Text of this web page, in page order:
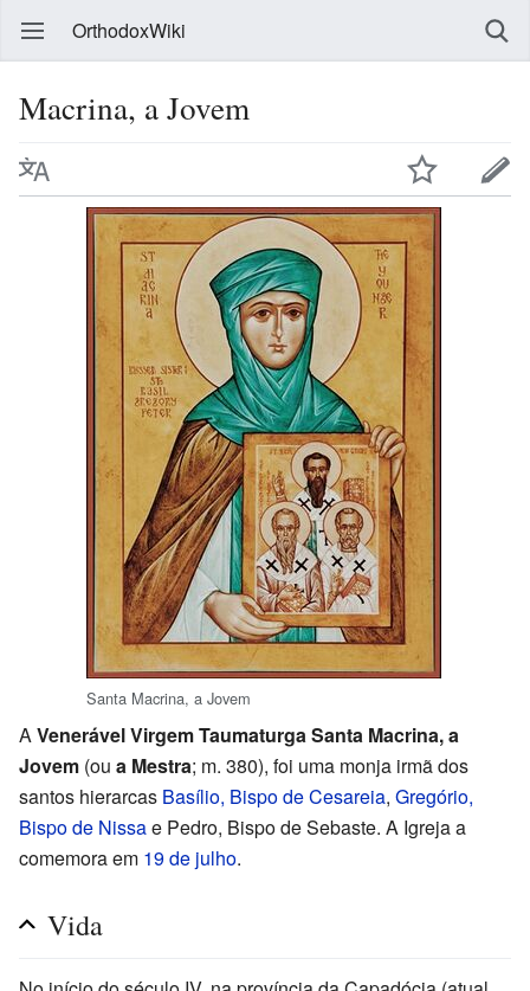
OrthodoxWiki
Macrina, a Jovem
Santa Macrina, a Jovem
AVenerável Virgem Taumaturga Santa Macrina, a
Jovem (ou a Mestra; m. 380), foi uma monja irmã dos
santos hierarcas Basílio, Bispo de Cesareia, Gregório,
Bispo de Nissae Pedro, Bispo de Sebaste. A Igreja a
comemora em 19 de julho.
Vida